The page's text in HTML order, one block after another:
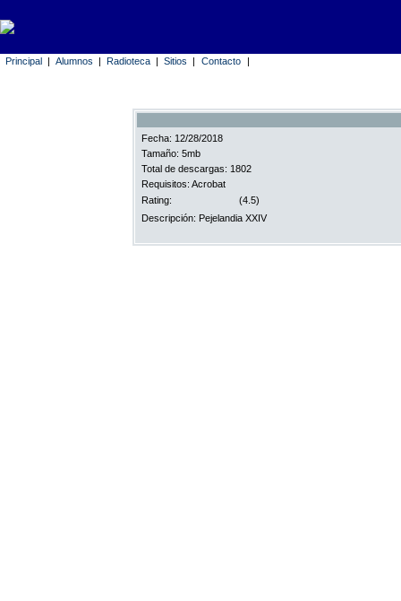
Principal | Alumnos | Radioteca | Sitios | Contacto |
Fecha: 12/28/2018
Tamaño: 5mb
Total de descargas: 1802
Requisitos: Acrobat
Rating:
(4.5)
Descripción: Pejelandia XXIV